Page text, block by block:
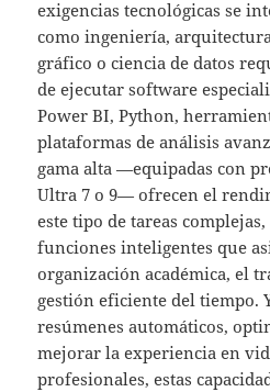
exigencias tecnológicas se
como ingeniería,
gráfico o ciencia de datos
de ejecutar software
Power BI, Python,
plataformas de análisis
gama alta —equipadas con
Ultra 7 o 9— ofrecen el
este tipo de tareas
funciones inteligentes que
organización académica, el
gestión eficiente del tiempo.
resúmenes automáticos,
mejorar la experiencia en
profesionales, estas